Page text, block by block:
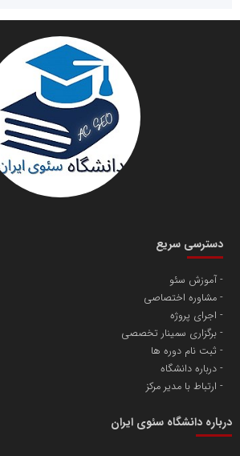
دانشگاه سئوی ایران
پایگاه اطلاع رسانی اعتلای نهادهای مردمی
سازمان صنعت،معدن و تجارت
آهن و فولاد غدیر ایرانیان
تامین آهن اسفنجی تولیدکنندگان فولاد در کشور
مریم حاج نوروز نظری
مسعودصادقی
دسترسی سریع
آموزش سئو
مشاوره اختصاصی
اجرای پروژه
برگزاری سمینار تخصصی
ثبت نام دوره ها
درباره دانشگاه
ارتباط با مدیر مرکز
درباره دانشگاه سئوی ایران